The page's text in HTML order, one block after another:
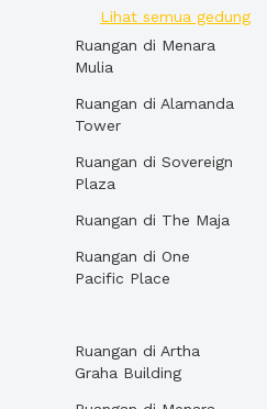
Lihat semua gedung
Ruangan di Menara
Mulia
Ruangan di Alamanda
Tower
Ruangan di Sovereign
Plaza
Ruangan di The Maja
Ruangan di One
Pacific Place
Ruangan di Artha
Graha Building